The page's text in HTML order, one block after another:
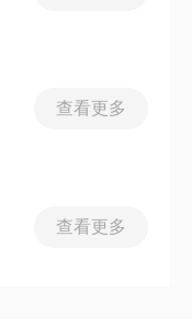
查看更多
查看更多